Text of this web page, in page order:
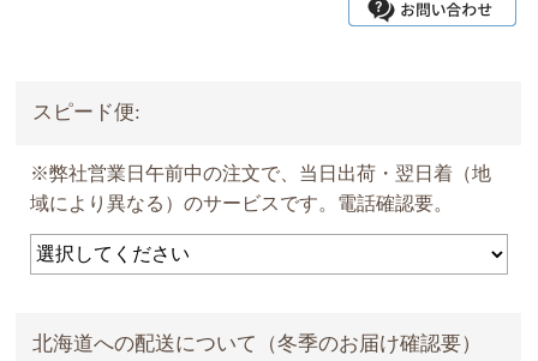
スピード便:
※弊社営業日午前中の注文で、当日出荷・翌日着（地
域により異なる）のサービスです。電話確認要。
北海道への配送について（冬季のお届け確認要）